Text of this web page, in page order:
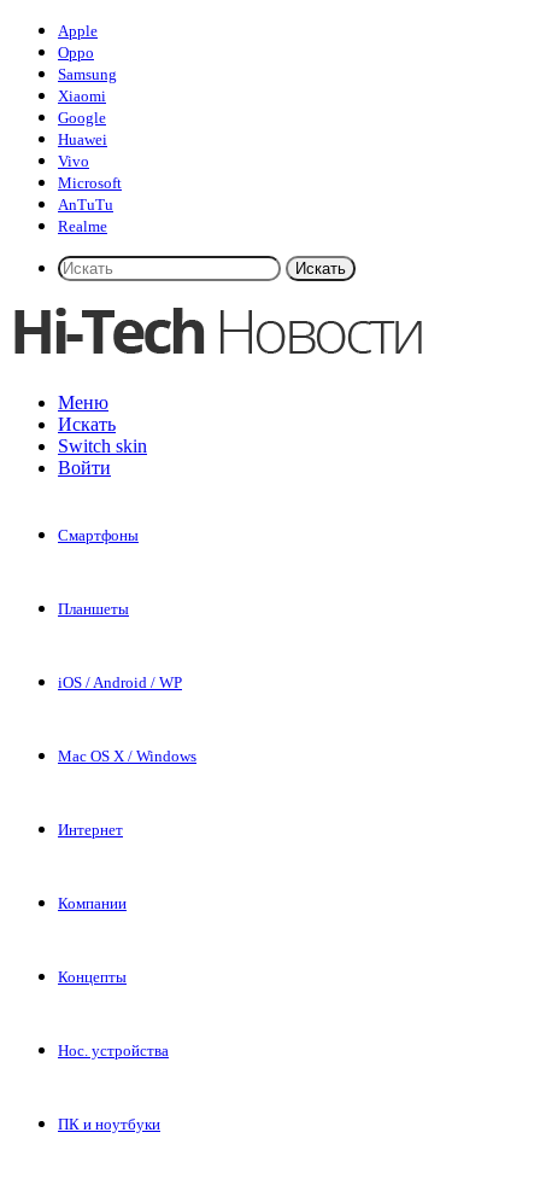
Apple
Oppo
Samsung
Xiaomi
Google
Huawei
Vivo
Microsoft
AnTuTu
Realme
Искать
Меню
Искать
Switch skin
Войти
Смартфоны
Планшеты
iOS / Android / WP
Mac OS X / Windows
Интернет
Компании
Концепты
Нос. устройства
ПК и ноутбуки